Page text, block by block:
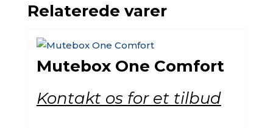
Relaterede varer
Mutebox One Comfort
Kontakt os for et tilbud